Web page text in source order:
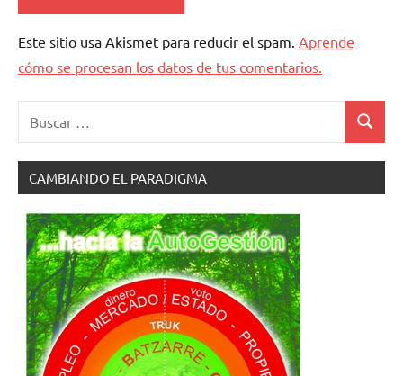
Este sitio usa Akismet para reducir el spam. Aprende
cómo se procesan los datos de tus comentarios.
Buscar
CAMBIANDO EL PARADIGMA